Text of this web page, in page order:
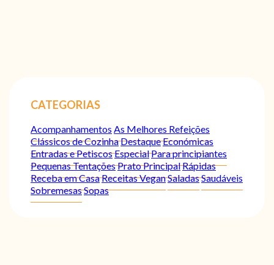
CATEGORIAS
Acompanhamentos As Melhores Refeições
Clássicos de CozinhaDestaqueEconómicas
Entradas e PetiscosEspecialPara principiantes
Pequenas TentaçõesPrato PrincipalRápidas
Receba em CasaReceitas VeganSaladasSaudáveis
SobremesasSopas